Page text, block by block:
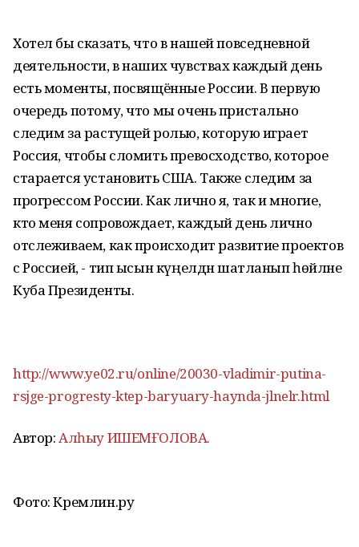
Хотел бы сказать, что в нашей повседневной
деятельности, в наших чувствах каждый день
есть моменты, посвящённые России. В первую
очередь потому, что мы очень пристально
следим за растущей ролью, которую играет
Россия, чтобы сломить превосходство, которое
старается установить США. Также следим за
прогрессом России. Как лично я, так и многие,
кто меня сопровождает, каждый день лично
отслеживаем, как происходит развитие проектов
с Россией, - тип ысын күңелдән шатланып һөйләне
Куба Президенты.
http://www.ye02.ru/online/20030-vladimir-putina-
rsjge-progresty-ktep-baryuary-haynda-jlnelr.html
Автор:Алһыу ИШЕМҒОЛОВА.
Фото: Кремлин.ру